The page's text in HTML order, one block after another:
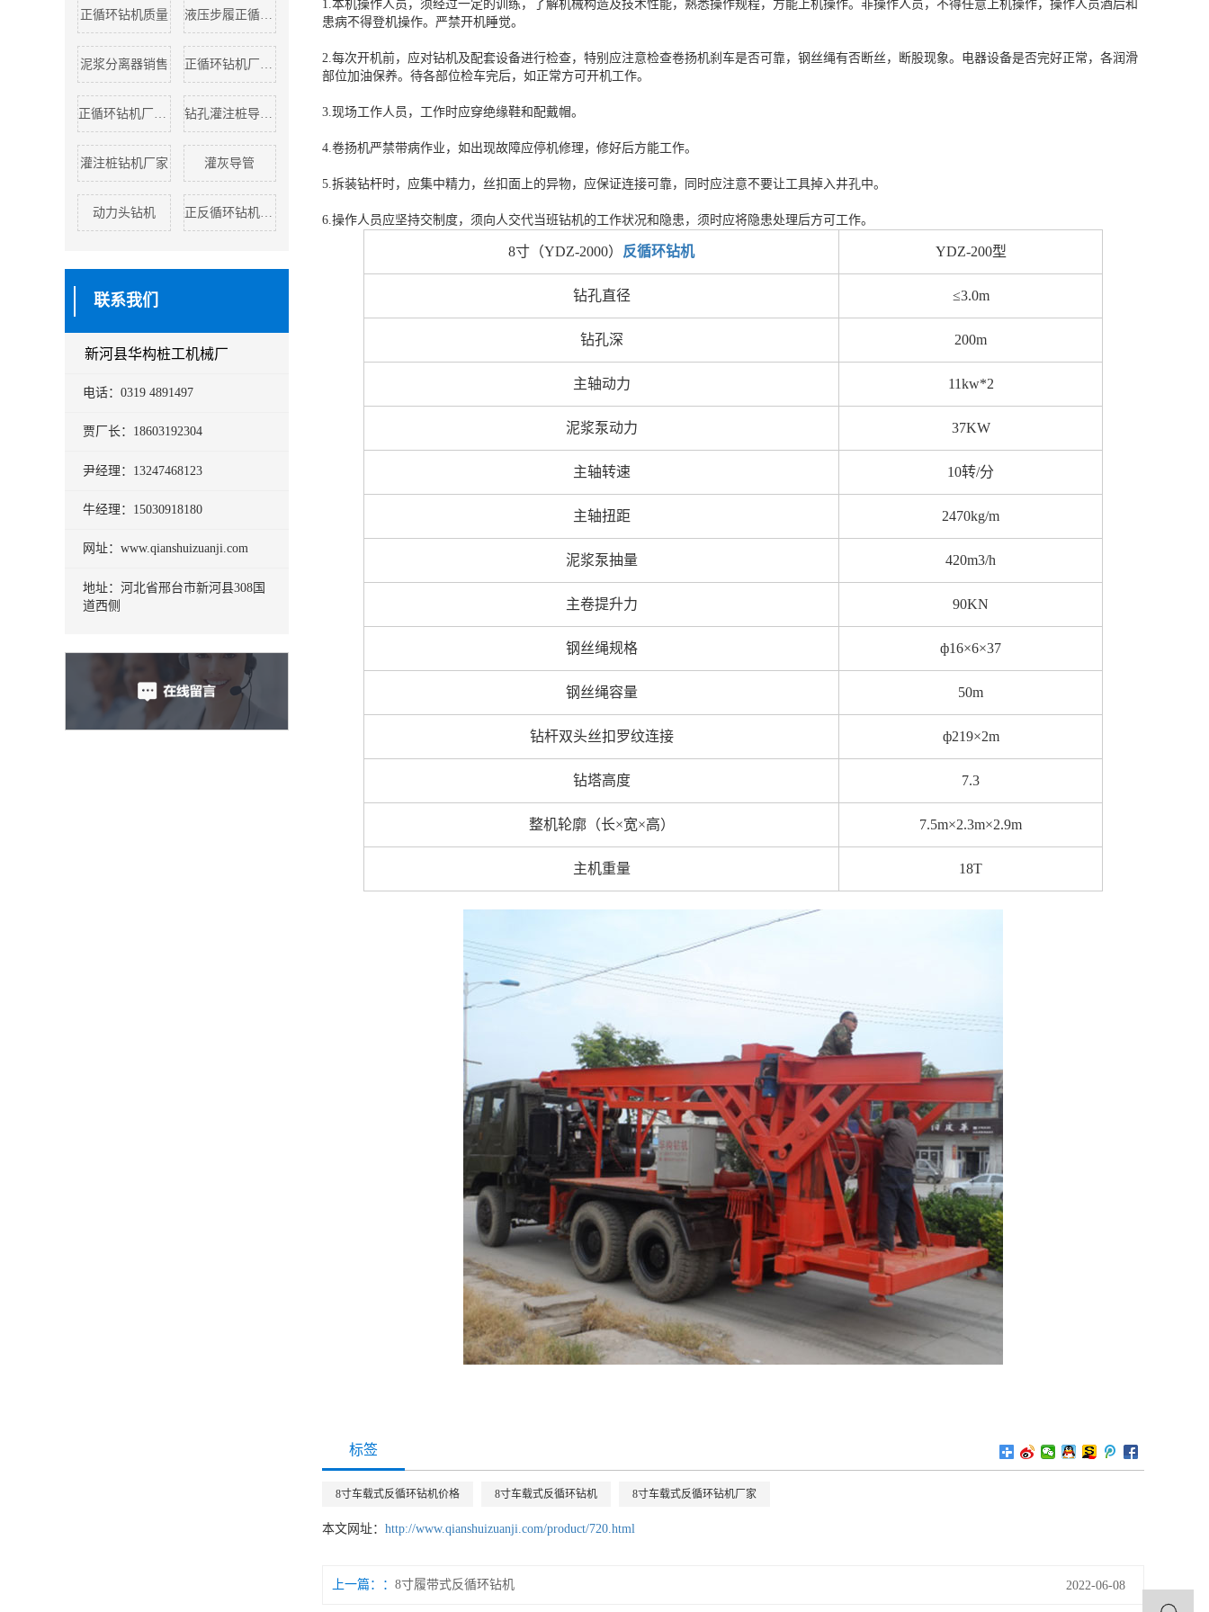
正循环钻机质量 液压步履正循环钻机
泥浆分离器销售 正循环钻机厂家厂家
正循环钻机厂家销售 钻孔灌注桩导管厂家
灌注桩钻机厂家 灌灰导管
动力头钻机 正反循环钻机数量
联系我们
新河县华构桩工机械厂
电话：0319 4891497
贾厂长：18603192304
尹经理：13247468123
牛经理：15030918180
网址：www.qianshuizuanji.com
地址：河北省邢台市新河县308国
道西侧
1.本机操作人员，须经过一定的训练，了解机械构造及技术性能，熟悉操作规程，方能上机操作。非操作人员，不得任意上机操作，操作人员酒后和
患病不得登机操作。严禁开机睡觉。
2.每次开机前，应对钻机及配套设备进行检查，特别应注意检查卷扬机刹车是否可靠，钢丝绳有否断丝，断股现象。电器设备是否完好正常，各润滑
部位加油保养。待各部位检车完后，如正常方可开机工作。
3.现场工作人员，工作时应穿绝缘鞋和配戴帽。
4.卷扬机严禁带病作业，如出现故障应停机修理，修好后方能工作。
5.拆装钻杆时，应集中精力，丝扣面上的异物，应保证连接可靠，同时应注意不要让工具掉入井孔中。
6.操作人员应坚持交制度，须向人交代当班钻机的工作状况和隐患，须时应将隐患处理后方可工作。
8寸（YDZ-2000） 反循环钻机 YDZ-200型
钻孔直径 ≤3.0m
钻孔深 200m
主轴动力 11kw*2
泥浆泵动力 37KW
主轴转速 10转/分
主轴扭距 2470kg/m
泥浆泵抽量 420m3/h
主卷提升力 90KN
钢丝绳规格 ф16×6×37
钢丝绳容量 50m
钻杆双头丝扣罗纹连接 ф219×2m
钻塔高度 7.3
整机轮廓（长×宽×高） 7.5m×2.3m×2.9m
主机重量 18T
标签
8寸车载式反循环钻机价格 8寸车载式反循环钻机 8寸车载式反循环钻机厂家
本文网址： http://www.qianshuizuanji.com/product/720.html
上一篇： 8寸履带式反循环钻机 2022-06-08